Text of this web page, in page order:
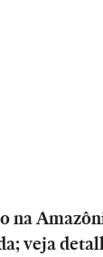
na
veja